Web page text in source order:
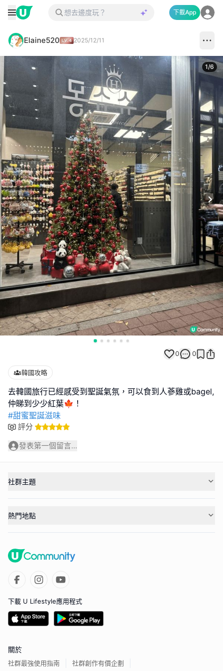
下載App
Elaine520 2025/12/11
1/6
0 0
韓國攻略
去韓國旅行已經感受到聖誕氣氛，可以食到人蔘雞或bagel,
#甜蜜聖誕滋味
評分
發表第一個留言...
社群主題
熱門地點
下載 U Lifestyle應用程式
關於
社群最強使用指南 社群創作有價企劃